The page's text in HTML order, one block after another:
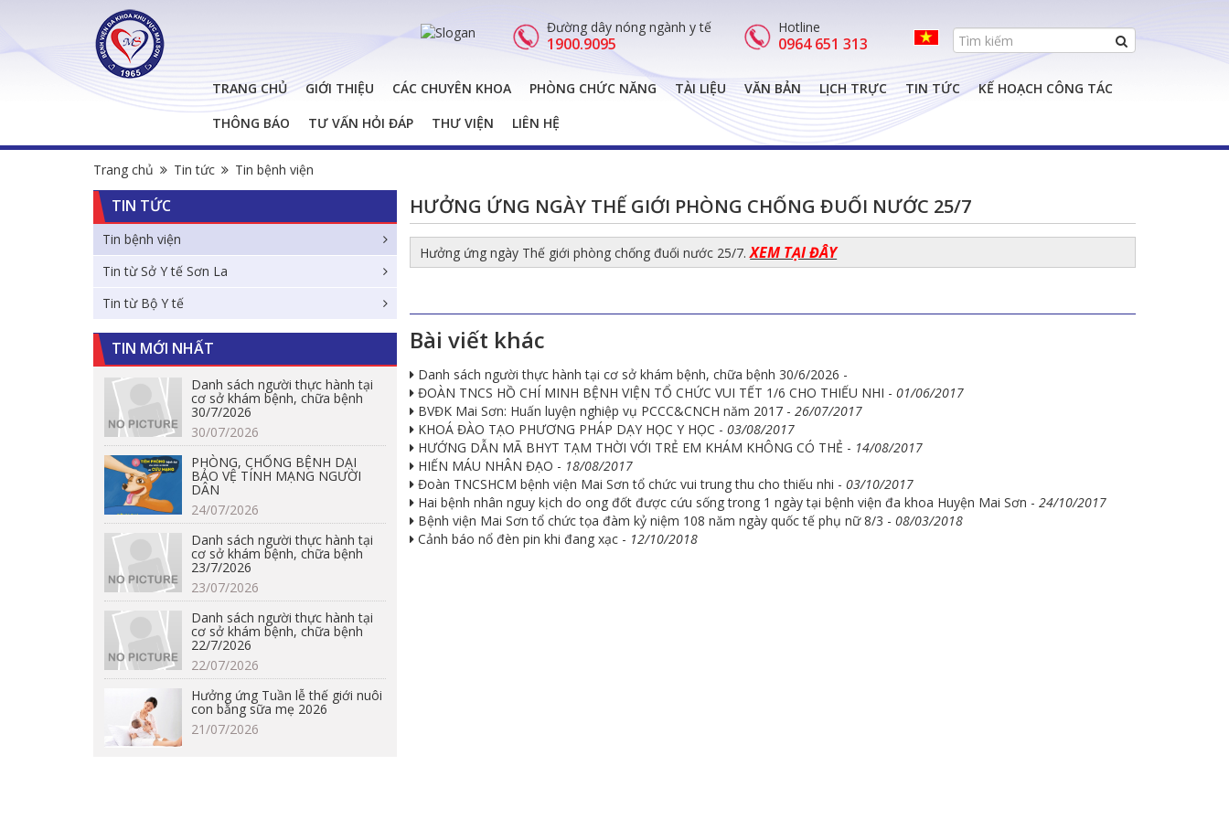
Hotline
0964 651 313
Đường dây nóng ngành y tế
1900.9095
TRANG CHỦ GIỚI THIỆU CÁC CHUYÊN KHOA PHÒNG CHỨC NĂNG TÀI LIỆU VĂN BẢN LỊCH TRỰC TIN TỨC
KẾ HOẠCH CÔNG TÁC
THÔNG BÁO
TƯ VẤN HỎI ĐÁP THƯ VIỆN LIÊN HỆ
Trang chủ Tin tức Tin bệnh viện
TIN TỨC
Tin bệnh viện
Tin từ Sở Y tế Sơn La
Tin từ Bộ Y tế
TIN MỚI NHẤT
Danh sách người thực hành tại
cơ sở khám bệnh, chữa bệnh
30/7/2026
30/07/2026
PHÒNG, CHỐNG BỆNH DẠI
BẢO VỆ TÍNH MẠNG NGƯỜI
DÂN
24/07/2026
Danh sách người thực hành tại
cơ sở khám bệnh, chữa bệnh
23/7/2026
23/07/2026
Danh sách người thực hành tại
cơ sở khám bệnh, chữa bệnh
22/7/2026
22/07/2026
Hưởng ứng Tuần lễ thế giới nuôi
con bằng sữa mẹ 2026
21/07/2026
HƯỞNG ỨNG NGÀY THẾ GIỚI PHÒNG CHỐNG ĐUỐI NƯỚC 25/7
Hưởng ứng ngày Thế giới phòng chống đuối nước 25/7.XEM TẠI ĐÂY
Bài viết khác
Danh sách người thực hành tại cơ sở khám bệnh, chữa bệnh 30/6/2026 -
ĐOÀN TNCS HỒ CHÍ MINH BỆNH VIỆN TỔ CHỨC VUI TẾT 1/6 CHO THIẾU NHI -01/06/2017
BVĐK Mai Sơn: Huấn luyện nghiệp vụ PCCC&CNCH năm 2017 -26/07/2017
KHOÁ ĐÀO TẠO PHƯƠNG PHÁP DẠY HỌC Y HỌC -03/08/2017
HƯỚNG DẪN MÃ BHYT TẠM THỜI VỚI TRẺ EM KHÁM KHÔNG CÓ THẺ - 14/08/2017
HIẾN MÁU NHÂN ĐẠO - 18/08/2017
Đoàn TNCSHCM bệnh viện Mai Sơn tổ chức vui trung thu cho thiếu nhi -03/10/2017
Hai bệnh nhân nguy kịch do ong đốt được cứu sống trong 1 ngày tại bệnh viện đa khoa Huyện Mai Sơn -24/10/2017
Bệnh viện Mai Sơn tổ chức tọa đàm kỷ niệm 108 năm ngày quốc tế phụ nữ 8/3 -08/03/2018
Cảnh báo nổ đèn pin khi đang xạc - 12/10/2018